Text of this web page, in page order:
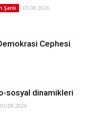
Şanlı 05.08.2026
Cephesi
sosyal dinamikleri
05.08.2026